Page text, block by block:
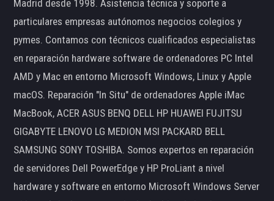
Madrid desde 1998. Asistencia técnica y soporte a
particulares empresas autónomos negocios colegios y
pymes. Contamos con técnicos cualificados especialistas
en reparación hardware software de ordenadores PC Intel
AMD y Mac en entorno Microsoft Windows, Linux y Apple
macOS. Reparación "In Situ" de ordenadores Apple iMac
MacBook, ACER ASUS BENQ DELL HP HUAWEI FUJITSU
GIGABYTE LENOVO LG MEDION MSI PACKARD BELL
SAMSUNG SONY TOSHIBA. Somos expertos en reparación
de servidores Dell PowerEdge y HP ProLiant a nivel
hardware y software en entorno Microsoft Windows Server